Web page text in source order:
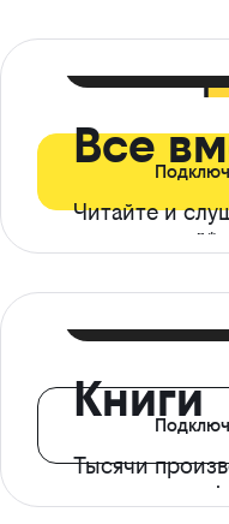
Все
Читайте и
ограничений*
Книги
Тысячи
с доступом